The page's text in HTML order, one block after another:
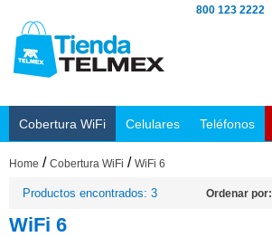
800 123 2222
Cobertura WiFi Celulares Teléfonos
Home / Cobertura WiFi / WiFi 6
Productos encontrados: 3 Ordenar por:
WiFi 6